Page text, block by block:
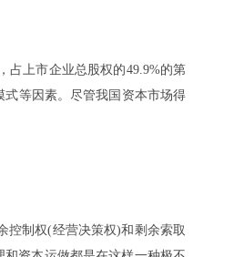
占上市企业总股权的49.9%的第
等因素。尽管我国资本市场得
控制权(经营决策权)和剩余索取